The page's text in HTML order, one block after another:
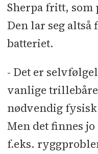
Sherpa fritt,
Den lar seg altså
batteriet.
- Det er
vanlige
nødvendig
Men det finnes
f.eks.